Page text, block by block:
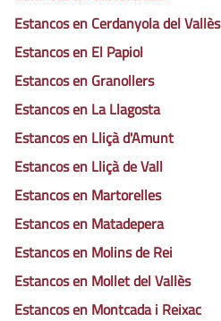
Estancos en Cerdanyola del Vallès
Estancos en El Papiol
Estancos en Granollers
Estancos en La Llagosta
Estancos en Lliçà d'Amunt
Estancos en Lliçà de Vall
Estancos en Martorelles
Estancos en Matadepera
Estancos en Molins de Rei
Estancos en Mollet del Vallès
Estancos en Montcada i Reixac